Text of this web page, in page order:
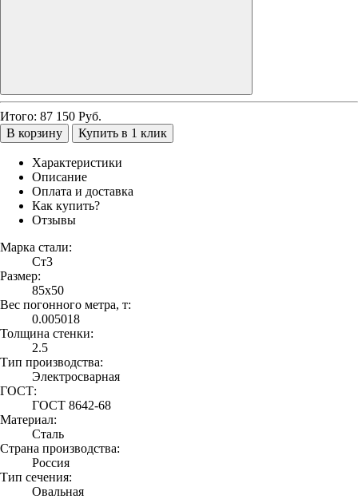
Итого: 87 150 Руб.
В корзину
Купить в 1 клик
Характеристики
Описание
Оплата и доставка
Как купить?
Отзывы
Марка стали:
Ст3
Размер:
85х50
Вес погонного метра, т:
0.005018
Толщина стенки:
2.5
Тип производства:
Электросварная
ГОСТ:
ГОСТ 8642-68
Материал:
Сталь
Страна производства:
Россия
Тип сечения:
Овальная